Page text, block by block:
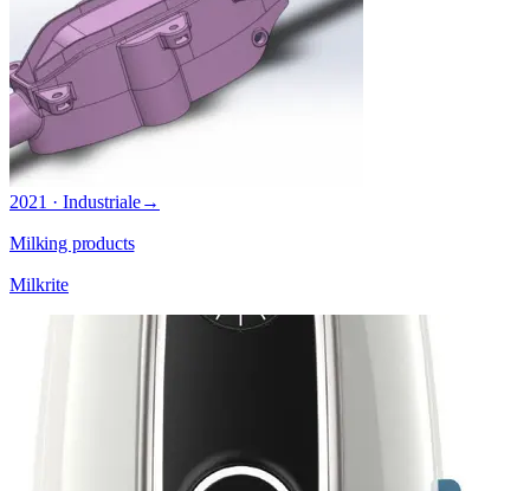
2021 · Industriale→
Milking products
Milkrite